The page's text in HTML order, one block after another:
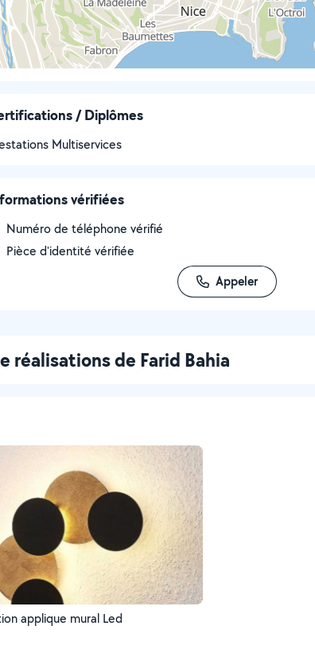
/ Diplômes
Multiservices
vérifiées
Numéro de téléphone vérifié
Pièce d'identité vérifiée
Appeler
réalisations de Farid Bahia
applique mural Led